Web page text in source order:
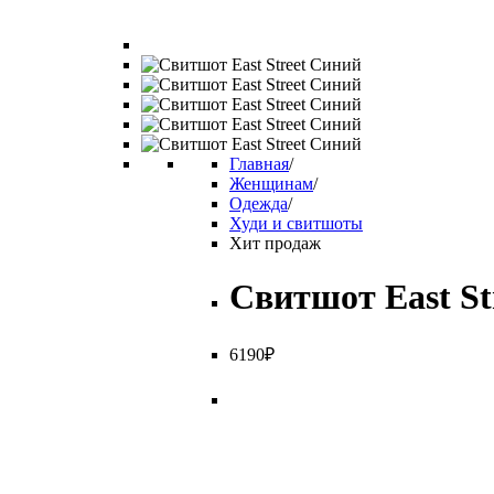
Главная/
Женщинам/
Одежда/
Худи и свитшоты
Хит продаж
Свитшот East
6190₽